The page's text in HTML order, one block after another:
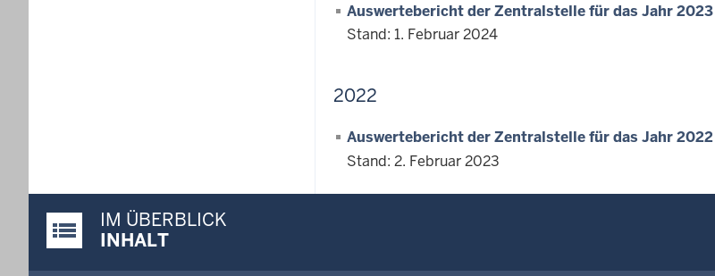
Auswertebericht der Zentralstelle für das Jahr 2023
Stand: 1. Februar 2024
2022
Auswertebericht der Zentralstelle für das Jahr 2022
Stand: 2. Februar 2023
Justiz-Portal im Überblick:
IM ÜBERBLICK
INHALT